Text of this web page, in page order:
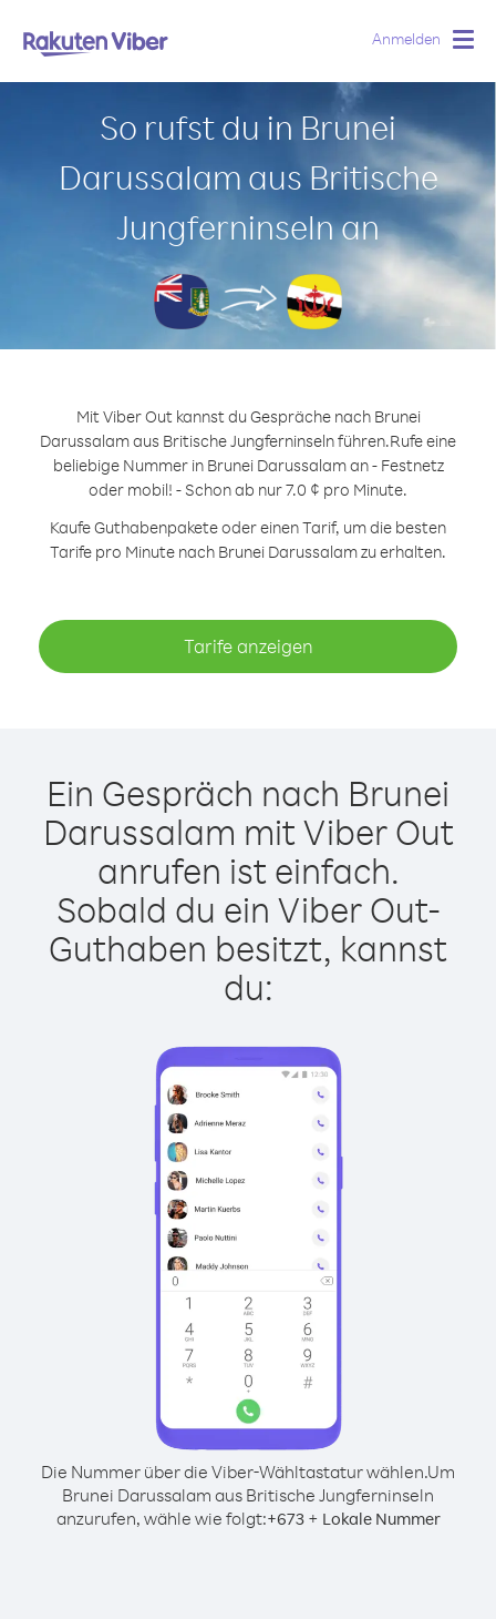
Anmelden
So rufst du in Brunei
Darussalam aus Britische
Jungferninseln an
Mit Viber Out kannst du Gespräche nach Brunei
Darussalam aus Britische Jungferninseln führen.Rufe eine
beliebige Nummer in Brunei Darussalam an - Festnetz
oder mobil! - Schon ab nur 7.0 ¢ pro Minute.
Kaufe Guthabenpakete oder einen Tarif, um die besten
Tarife pro Minute nach Brunei Darussalam zu erhalten.
Tarife anzeigen
Ein Gespräch nach Brunei
Darussalam mit Viber Out
anrufen ist einfach.
Sobald du ein Viber Out-
Guthaben besitzt, kannst
du:
Die Nummer über die Viber-Wähltastatur wählen.Um
Brunei Darussalam aus Britische Jungferninseln
anzurufen, wähle wie folgt:+673+ Lokale Nummer